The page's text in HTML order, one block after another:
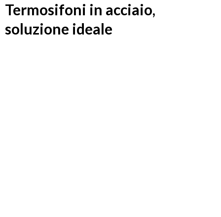
Termosifoni in acciaio,
soluzione ideale